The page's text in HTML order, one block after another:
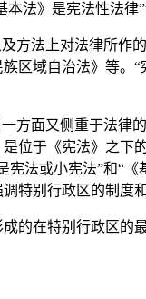
》是宪法性法律”
法上对法律所作
区域自治法》等
面又侧重于法律
位于《宪法》之
法或小宪法”和“
特别行政区的制度
在特别行政区的